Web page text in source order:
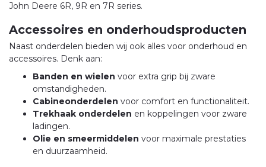
John Deere 6R, 9R en 7R series.
Accessoires en onderhoudsproducten
Naast onderdelen bieden wij ook alles voor onderhoud en
accessoires. Denk aan:
Banden en wielen voor extra grip bij zware
omstandigheden.
Cabineonderdelen voor comfort en functionaliteit.
Trekhaak onderdelen en koppelingen voor zware
ladingen.
Olie en smeermiddelen voor maximale prestaties
en duurzaamheid.